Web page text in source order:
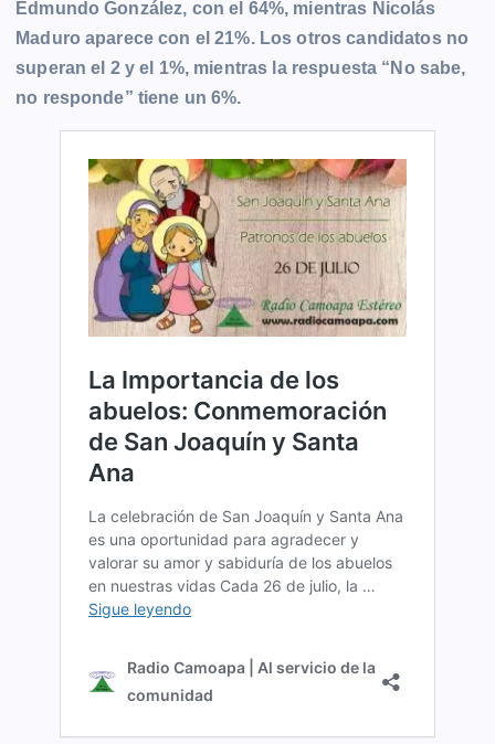
Edmundo González, con el 64%, mientras Nicolás
Maduro aparece con el 21%. Los otros candidatos no
superan el 2 y el 1%, mientras la respuesta “No sabe,
no responde” tiene un 6%.